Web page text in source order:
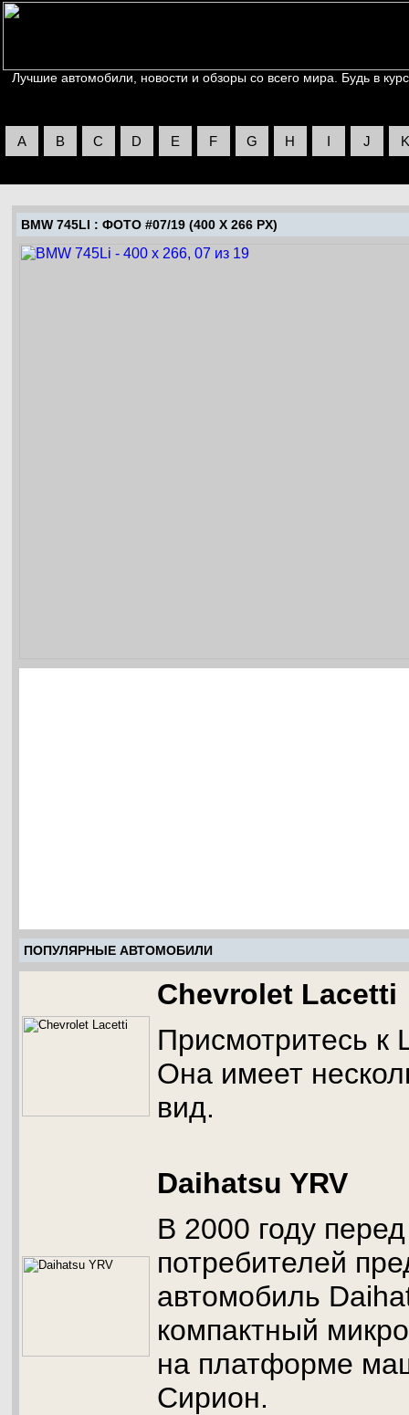
Лучшие автомобили, новости и обзоры со всего мира. Будь в
A B C D E F G H I J K
BMW 745LI : ФОТО #07/19 (400 X 266 PX)
ПОПУЛЯРНЫЕ АВТОМОБИЛИ
Chevrolet Lacetti
Присмотритесь к
Она имеет
вид.
Daihatsu YRV
В 2000 году
потребителей
автомобиль
компактный
на платформе
Сирион.